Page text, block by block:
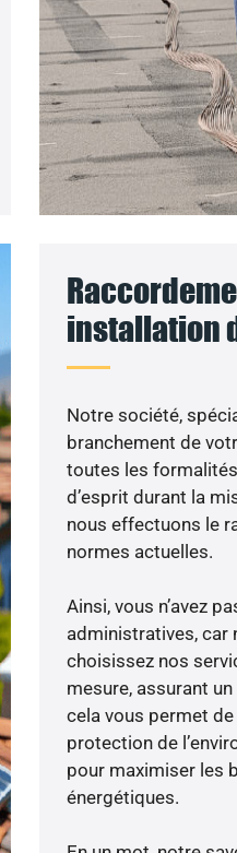
installation
Notre société,
branchement de
toutes les
d’esprit durant la
nous effectuons le
normes actuelles.
Ainsi, vous n’avez
administratives, car
choisissez nos
mesure, assurant
cela vous permet
protection de
pour maximiser les
énergétiques.